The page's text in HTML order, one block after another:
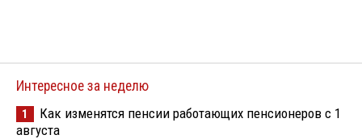
Интересное за неделю
1
Как изменятся пенсии работающих пенсионеров с 1
августа